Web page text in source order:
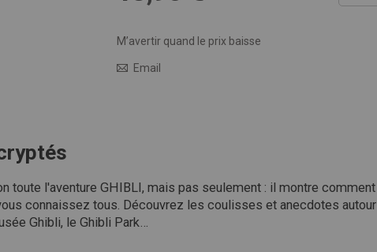
M’avertir quand le prix baisse
Email
toute l'aventure GHIBLI, mais pas seulement : il montre
connaissez tous. Découvrez les coulisses et anecdotes
Ghibli, le Ghibli Park…